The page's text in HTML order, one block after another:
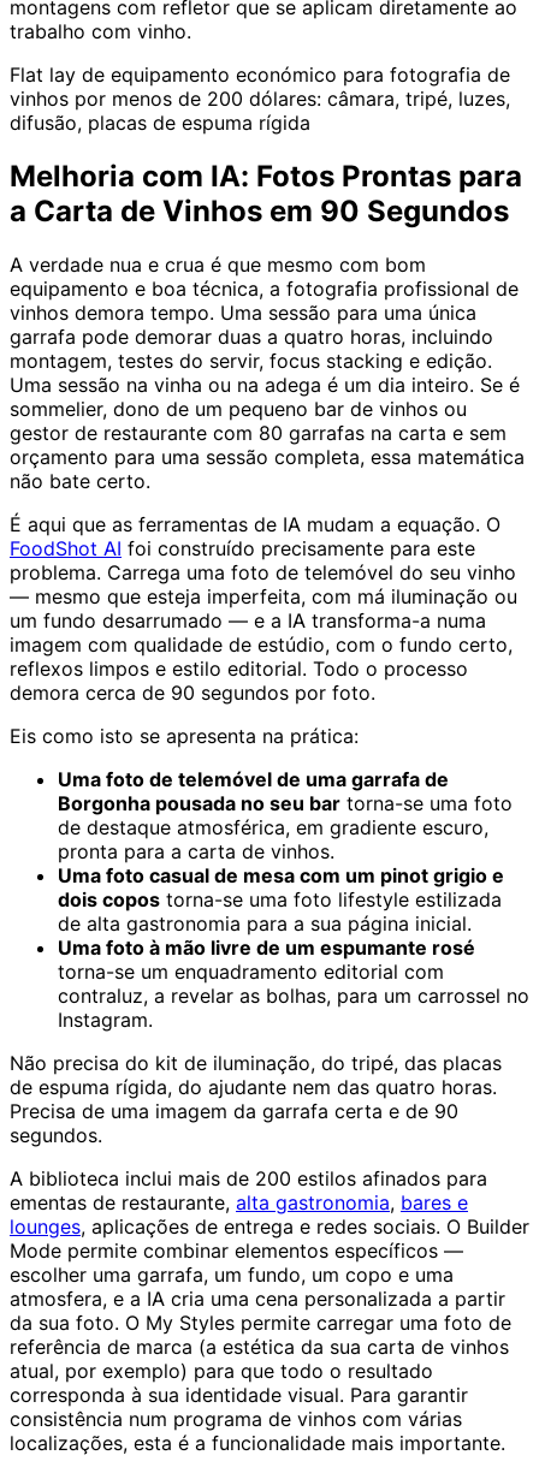
montagens com refletor que se aplicam diretamente ao
trabalho com vinho.
Flat lay de equipamento económico para fotografia de
vinhos por menos de 200 dólares: câmara, tripé, luzes,
difusão, placas de espuma rígida
Melhoria com IA: Fotos Prontas para
a Carta de Vinhos em 90 Segundos
A verdade nua e crua é que mesmo com bom
equipamento e boa técnica, a fotografia profissional de
vinhos demora tempo. Uma sessão para uma única
garrafa pode demorar duas a quatro horas, incluindo
montagem, testes do servir, focus stacking e edição.
Uma sessão na vinha ou na adega é um dia inteiro. Se é
sommelier, dono de um pequeno bar de vinhos ou
gestor de restaurante com 80 garrafas na carta e sem
orçamento para uma sessão completa, essa matemática
não bate certo.
É aqui que as ferramentas de IA mudam a equação. O
FoodShot AI foi construído precisamente para este
problema. Carrega uma foto de telemóvel do seu vinho
— mesmo que esteja imperfeita, com má iluminação ou
um fundo desarrumado — e a IA transforma-a numa
imagem com qualidade de estúdio, com o fundo certo,
reflexos limpos e estilo editorial. Todo o processo
demora cerca de 90 segundos por foto.
Eis como isto se apresenta na prática:
Uma foto de telemóvel de uma garrafa de
Borgonha pousada no seu bar torna-se uma foto
de destaque atmosférica, em gradiente escuro,
pronta para a carta de vinhos.
Uma foto casual de mesa com um pinot grigio e
dois copos torna-se uma foto lifestyle estilizada
de alta gastronomia para a sua página inicial.
Uma foto à mão livre de um espumante rosé
torna-se um enquadramento editorial com
contraluz, a revelar as bolhas, para um carrossel no
Instagram.
Não precisa do kit de iluminação, do tripé, das placas
de espuma rígida, do ajudante nem das quatro horas.
Precisa de uma imagem da garrafa certa e de 90
segundos.
A biblioteca inclui mais de 200 estilos afinados para
ementas de restaurante, alta gastronomia, bares e
lounges, aplicações de entrega e redes sociais. O Builder
Mode permite combinar elementos específicos —
escolher uma garrafa, um fundo, um copo e uma
atmosfera, e a IA cria uma cena personalizada a partir
da sua foto. O My Styles permite carregar uma foto de
referência de marca (a estética da sua carta de vinhos
atual, por exemplo) para que todo o resultado
corresponda à sua identidade visual. Para garantir
consistência num programa de vinhos com várias
localizações, esta é a funcionalidade mais importante.